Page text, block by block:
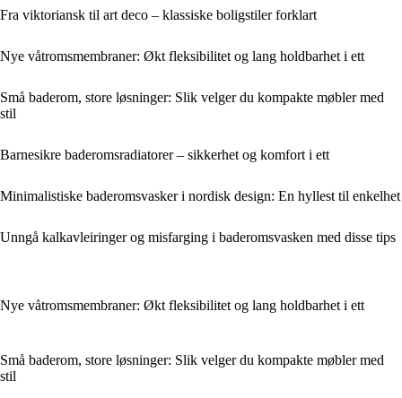
Fra viktoriansk til art deco – klassiske boligstiler forklart
Nye våtromsmembraner: Økt fleksibilitet og lang holdbarhet i ett
Små baderom, store løsninger: Slik velger du kompakte møbler med
stil
Barnesikre baderomsradiatorer – sikkerhet og komfort i ett
Minimalistiske baderomsvasker i nordisk design: En hyllest til enkelhet
Unngå kalkavleiringer og misfarging i baderomsvasken med disse tips
Nye våtromsmembraner: Økt fleksibilitet og lang holdbarhet i ett
Små baderom, store løsninger: Slik velger du kompakte møbler med
stil